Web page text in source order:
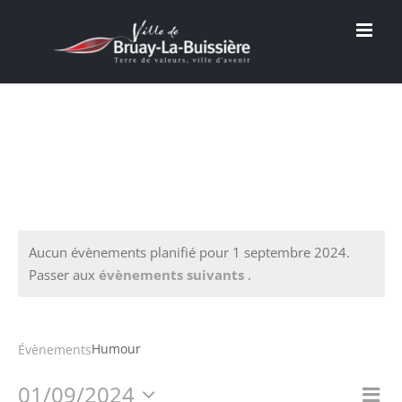
Aucun évènements planifié pour 1 septembre 2024.
Passer aux évènements suivants .
ÉvènementsHumour
01/09/2024